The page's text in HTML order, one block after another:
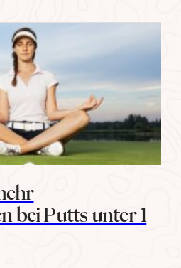
bei Putts unter 1